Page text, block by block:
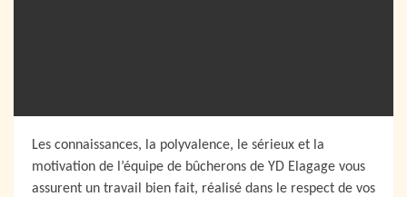
Les connaissances, la polyvalence, le sérieux et la
motivation de l’équipe de bûcherons de YD Elagage vous
assurent un travail bien fait, réalisé dans le respect de vos